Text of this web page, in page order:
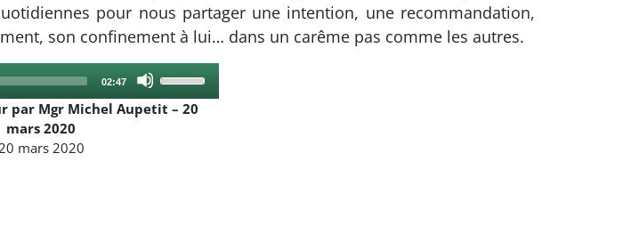
pour nous partager une intention, une recommandation,
son confinement à lui… dans un carême pas comme les autres.
Audio
Total
02:47
Arrow
par Mgr Michel Aupetit – 20
mars 2020
mars 2020